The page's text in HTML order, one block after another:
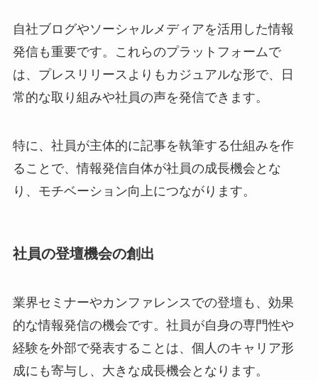
自社ブログやソーシャルメディアを活用した情報
発信も重要です。これらのプラットフォームで
は、プレスリリースよりもカジュアルな形で、日
常的な取り組みや社員の声を発信できます。
特に、社員が主体的に記事を執筆する仕組みを作
ることで、情報発信自体が社員の成長機会とな
り、モチベーション向上につながります。
社員の登壇機会の創出
業界セミナーやカンファレンスでの登壇も、効果
的な情報発信の機会です。社員が自身の専門性や
経験を外部で発表することは、個人のキャリア形
成にも寄与し、大きな成長機会となります。